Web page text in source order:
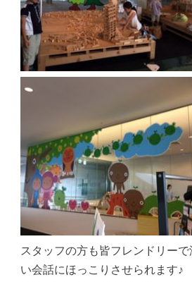
スタッフの方も皆フレンドリー
い会話にほっこりさせられます♪